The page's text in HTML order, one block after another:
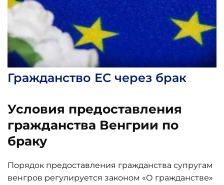
Гражданство ЕС через брак
Условия предоставления
гражданства Венгрии по
браку
Порядок предоставления гражданства супругам
венгров регулируется законом «О гражданстве»